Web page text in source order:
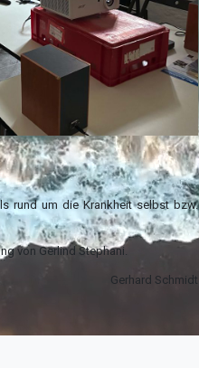
rund um die Krankheit selbst bzw.
von Gerlind Stephani.
Gerhard Schmidt